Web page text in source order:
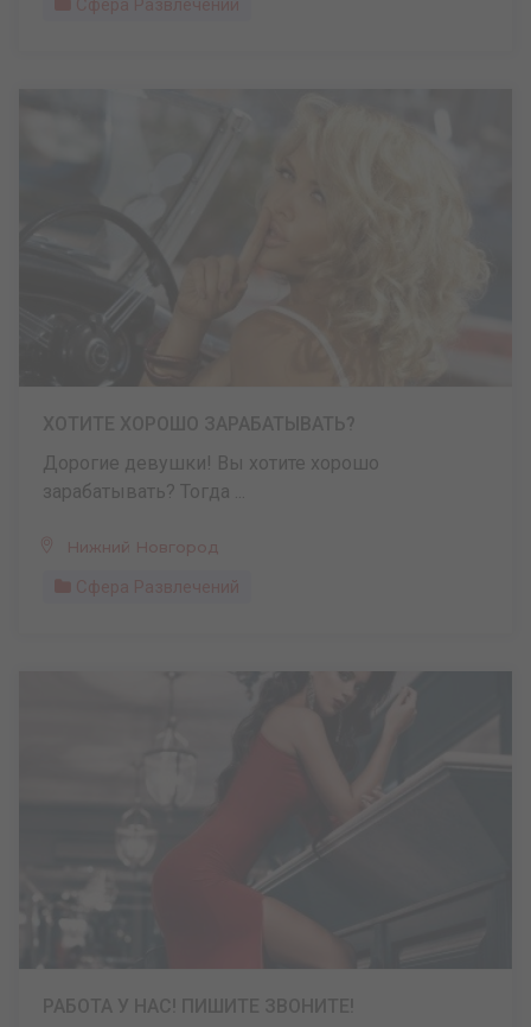
Сфера Развлечений
Дорогие девушки! Вы хотите хорошо
зарабатывать? Тогда ...
Нижний Новгород
Сфера Развлечений